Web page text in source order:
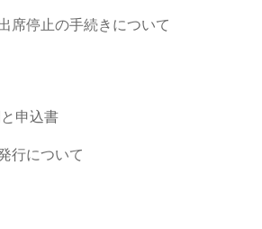
席停止の手続きについて
申込書
行について